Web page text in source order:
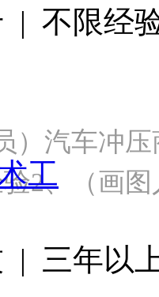
| 不限经
）汽车冲
验2、（画
工
| 三年以